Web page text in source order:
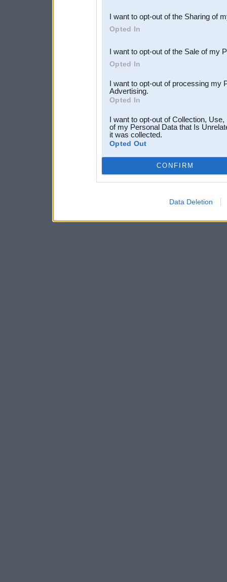
Downstream Participants
third parties.
I want to opt-out of the Sharing of
Opted In
I want to opt-out of the Sale of my
Opted In
I want to opt-out of processing my
Advertising.
Opted In
I want to opt-out of Collection,
of my Personal Data that Is
it was collected.
Opted Out
CONFIRM
Data Deletion